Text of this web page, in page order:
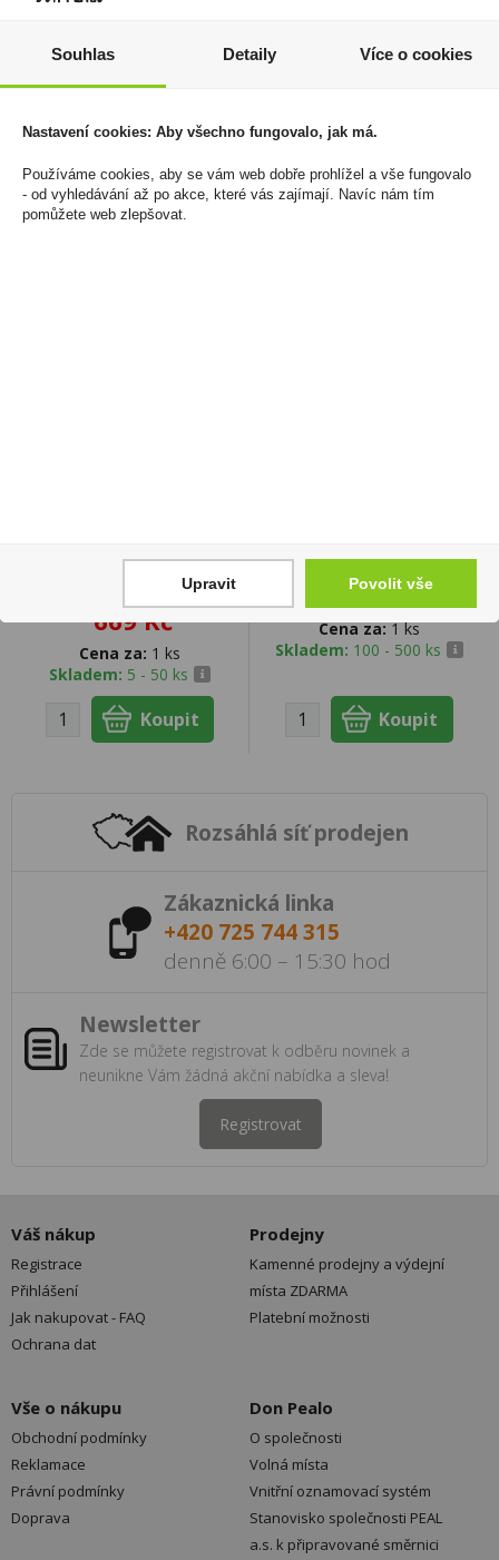
Merlot 0,75l Aromo
89 Kč
Skladem: 5 - 50 ks
z habanero papriček
39 Kč
Skladem:100 - 500 ks
40% (dárkové balení 2
669 Kč
Cena za: 1 ks
Skladem: 5 - 50 ks
Habánské Sklepy
109 Kč
Cena za:1 ks
Skladem: 100 - 500 ks
Rozsáhlá síť prodejen
Zákaznická linka
+420 725 744 315
denně 6:00 – 15:30 hod
Newsletter
Zde se můžete registrovat k odběru novinek a
neunikne Vám žádná akční nabídka a sleva!
Registrovat
Váš nákup
Registrace
Přihlášení
Jak nakupovat - FAQ
Ochrana dat
Prodejny
Kamenné prodejny a výdejní
místa ZDARMA
Platební možnosti
Vše o nákupu
Obchodní podmínky
Reklamace
Právní podmínky
Doprava
Don Pealo
O společnosti
Volná místa
Vnitřní oznamovací systém
Stanovisko společnosti PEAL
a.s. k připravované směrnici
Souhlas Detaily Více o cookies
Nastavení cookies: Aby všechno fungovalo, jak má.
Používáme cookies, aby se vám web dobře prohlížel a vše fungovalo
- od vyhledávání až po akce, které vás zajímají. Navíc nám tím
pomůžete web zlepšovat.
Upravit Povolit vše